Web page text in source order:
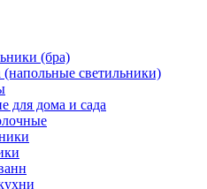
(бра)
светильники)
для дома и сада